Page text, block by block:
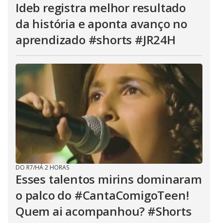
Ideb registra melhor resultado
da história e aponta avanço no
aprendizado #shorts #JR24H
DO R7/HÁ 2 HORAS
Esses talentos mirins dominaram
o palco do #CantaComigoTeen!
Quem ai acompanhou? #Shorts